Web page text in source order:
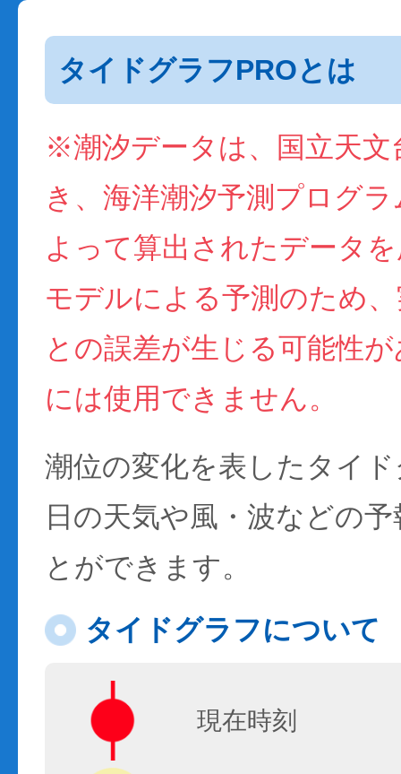
タイドグラフPROとは
※潮汐データは、国立天文
き、海洋潮汐予測プログ
よって算出されたデータ
モデルによる予測のため
との誤差が生じる可能性
には使用できません。
潮位の変化を表したタイ
日の天気や風・波などの
とができます。
タイドグラフについて
現在時刻